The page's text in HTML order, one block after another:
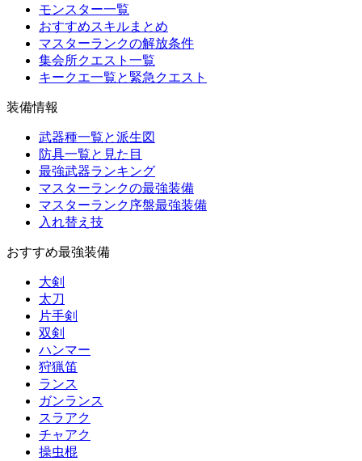
モンスター一覧
おすすめスキルまとめ
マスターランクの解放条件
集会所クエスト一覧
キークエ一覧と緊急クエスト
装備情報
武器種一覧と派生図
防具一覧と見た目
最強武器ランキング
マスターランクの最強装備
マスターランク序盤最強装備
入れ替え技
おすすめ最強装備
大剣
太刀
片手剣
双剣
ハンマー
狩猟笛
ランス
ガンランス
スラアク
チャアク
操虫棍